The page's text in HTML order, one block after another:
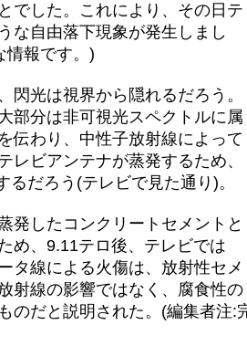
でした。これにより、その日テ
な自由落下現象が発生しまし
情報です。)
閃光は視界から隠れるだろう。
部分は非可視光スペクトルに属
伝わり、中性子放射線によって
レビアンテナが蒸発するため、
るだろう(テレビで見た通り)。
発したコンクリートセメントと
め、9.11テロ後、テレビでは
タ線による火傷は、放射性セメ
射線の影響ではなく、腐食性の
のだと説明された。(編集者注: